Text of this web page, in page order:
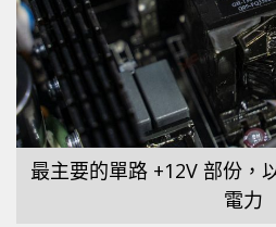
最主要的單路 +12V 部份，
電力